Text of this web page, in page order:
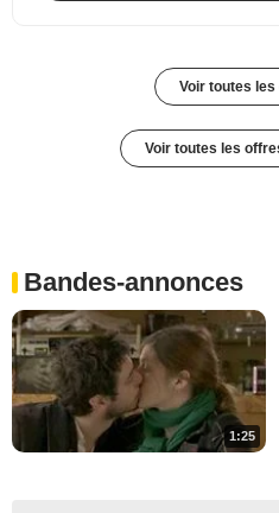
Voir toutes les
Voir toutes les
Bandes-annonces
1:25